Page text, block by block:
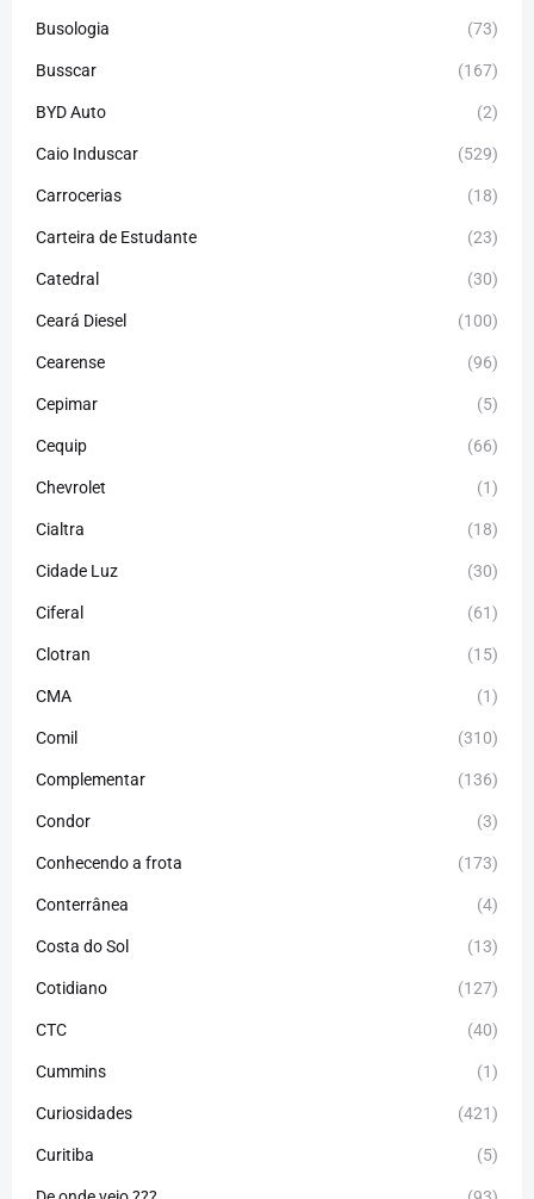
Busologia (73)
Busscar (167)
BYD Auto (2)
Caio Induscar (529)
Carrocerias (18)
Carteira de Estudante (23)
Catedral (30)
Ceará Diesel (100)
Cearense (96)
Cepimar (5)
Cequip (66)
Chevrolet (1)
Cialtra (18)
Cidade Luz (30)
Ciferal (61)
Clotran (15)
CMA (1)
Comil (310)
Complementar (136)
Condor (3)
Conhecendo a frota (173)
Conterrânea (4)
Costa do Sol (13)
Cotidiano (127)
CTC (40)
Cummins (1)
Curiosidades (421)
Curitiba (5)